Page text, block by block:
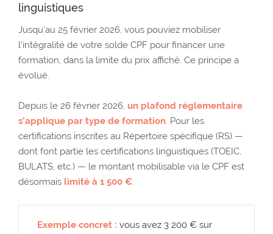
linguistiques
Jusqu’au 25 février 2026, vous pouviez mobiliser
l’intégralité de votre solde CPF pour financer une
formation, dans la limite du prix affiché. Ce principe a
évolué.
Depuis le 26 février 2026, un plafond réglementaire
s’applique par type de formation. Pour les
certifications inscrites au Répertoire spécifique (RS) —
dont font partie les certifications linguistiques (TOEIC,
BULATS, etc.) — le montant mobilisable via le CPF est
désormais limité à 1 500 €.
Exemple concret : vous avez 3 200 € sur